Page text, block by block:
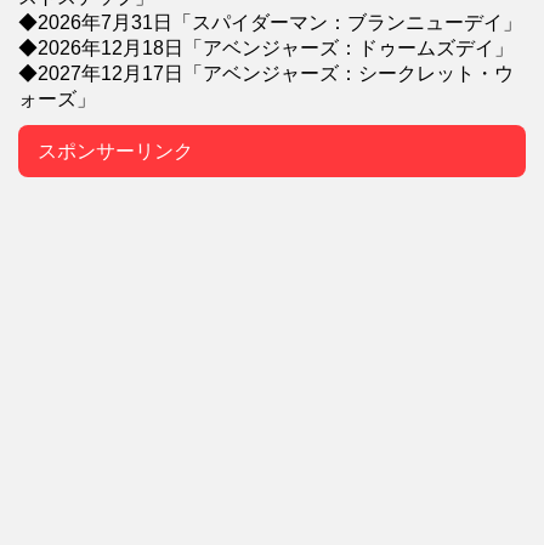
◆2026年7月31日「スパイダーマン：ブランニューデイ」
◆2026年12月18日「アベンジャーズ：ドゥームズデイ」
◆2027年12月17日「アベンジャーズ：シークレット・ウ
ォーズ」
スポンサーリンク